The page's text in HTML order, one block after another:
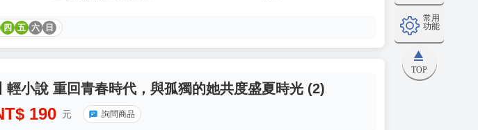
常用
功能
TOP
四 五 六 日
輕小說 重回青春時代，與孤獨的她共度盛夏時光 (2)
190 元 詢問商品